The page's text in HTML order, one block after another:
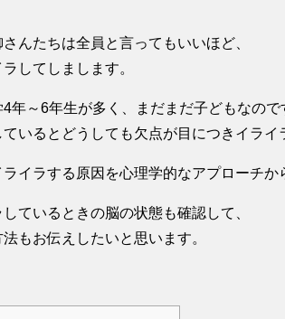
んたちは全員と言ってもいいほど、
してしまします。
年～6年生が多く、まだまだ子どもなので
いるとどうしても欠点が目につきイライ
イラする原因を心理学的なアプローチか
ているときの脳の状態も確認して、
もお伝えしたいと思います。